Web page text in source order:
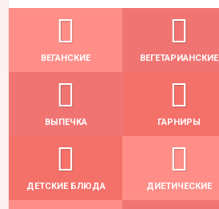
ВЕГАНСКИЕ ВЕГЕТАРИАНСКИЕ
ВЫПЕЧКА ГАРНИРЫ
ДЕТСКИЕ БЛЮДА ДИЕТИЧЕСКИЕ